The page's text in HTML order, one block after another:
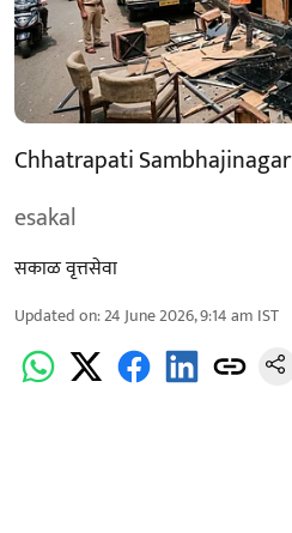
Chhatrapati Sambhajinagar
esakal
सकाळ वृत्तसेवा
Updated on:24 June 2026, 9:14 am IST